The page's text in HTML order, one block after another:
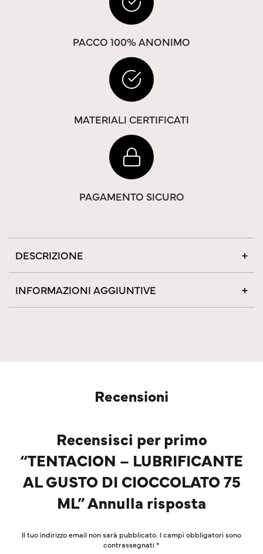
PACCO 100% ANONIMO
MATERIALI CERTIFICATI
PAGAMENTO SICURO
DESCRIZIONE
INFORMAZIONI AGGIUNTIVE
Recensioni
Recensisci per primo
“TENTACION – LUBRIFICANTE
AL GUSTO DI CIOCCOLATO 75
ML” Annulla risposta
Il tuo indirizzo email non sarà pubblicato. I campi obbligatori sono
contrassegnati*